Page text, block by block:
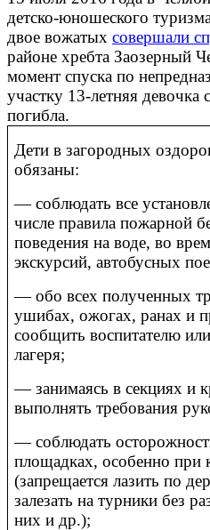
детско-юношеского
двое вожатых совершали
районе хребта Заозерный
момент спуска по
участку 13-летняя девочка
погибла.
Дети в загородных
обязаны:
— соблюдать все
числе правила пожарной
поведения на воде, во
экскурсий, автобусных
— обо всех полученных
ушибах, ожогах, ранах и
сообщить воспитателю
лагеря;
— занимаясь в секциях и
выполнять требования
— соблюдать
площадках, особенно при
(запрещается лазить по
залезать на турники без
них и др.);